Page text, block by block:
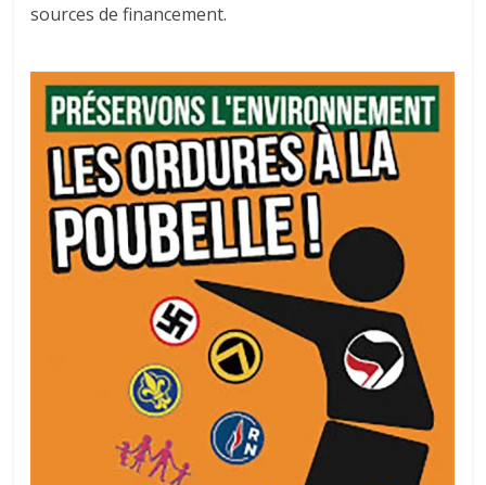
sources de financement.